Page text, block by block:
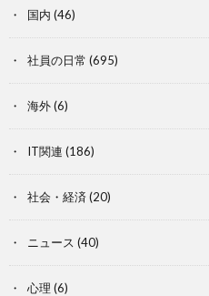
国内 (46)
社員の日常 (695)
海外(6)
IT関連 (186)
社会・経済 (20)
ニュース (40)
心理 (6)